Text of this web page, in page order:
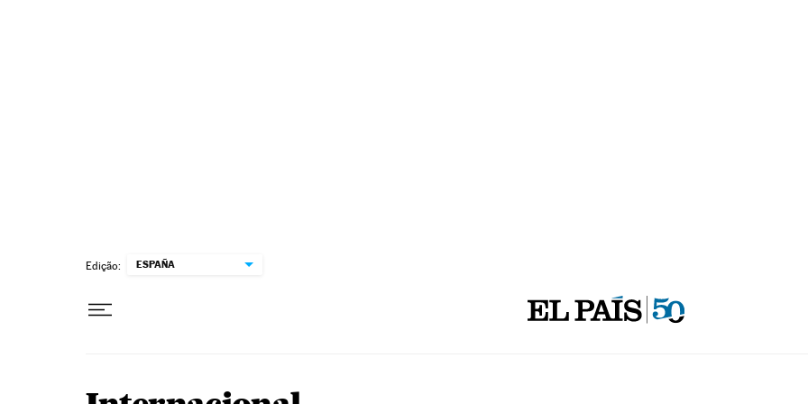
Edição: ESPAÑA